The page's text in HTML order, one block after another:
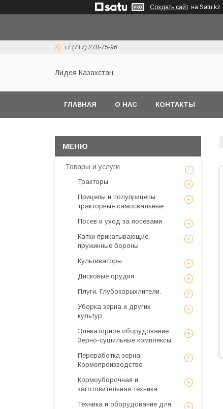
Создать сайт на Satu.kz
+7 (717) 278-75-96
Лидея Казахстан
ГЛАВНАЯ О НАС КОНТАКТЫ
Товары и услуги
Тракторы
Прицепы и полуприцепы
тракторные самосвальные
Посев и уход за посевами
Катки прикатывающие,
пружинные бороны
Культиваторы
Дисковые орудия
Плуги. Глубокорыхлители.
Уборка зерна и других
культур
Элеваторное оборудование.
Зерно-сушильные комплексы.
Переработка зерна.
Кормопроизводство
Кормоуборочная и
заготовительная техника
Техника и оборудование для